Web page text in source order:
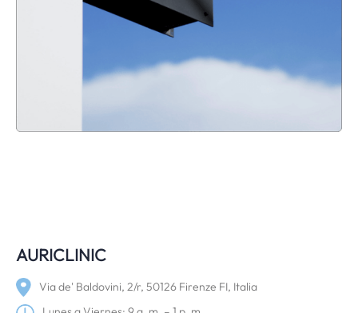
AURICLINIC
Via de' Baldovini, 2/r, 50126 Firenze FI, Italia